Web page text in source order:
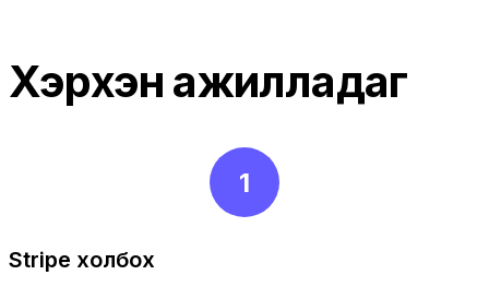
Хэрхэн ажилладаг
1
Stripe холбох